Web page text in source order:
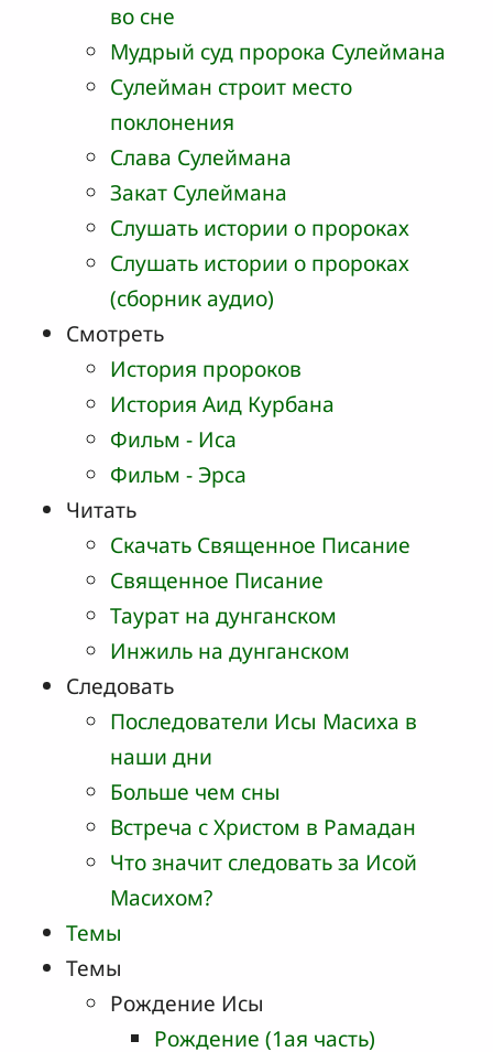
во сне
Мудрый суд пророка Сулеймана
Сулейман строит место
поклонения
Слава Сулеймана
Закат Сулеймана
Слушать истории о пророках
Слушать истории о пророках
(cборник аудио)
Смотреть
История пророков
История Аид Курбана
Фильм - Исa
Фильм - Эрсa
Читать
Скачать Священное Писание
Священное Писание
Таурат на дунганском
Инжиль на дунганском
Следовать
Последователи Исы Масиха в
наши дни
Больше чем сны
Встреча с Христом в Рамадан
Что значит следовать за Исой
Масихом?
Темы
Темы
Рождение Исы
Рождение (1ая часть)